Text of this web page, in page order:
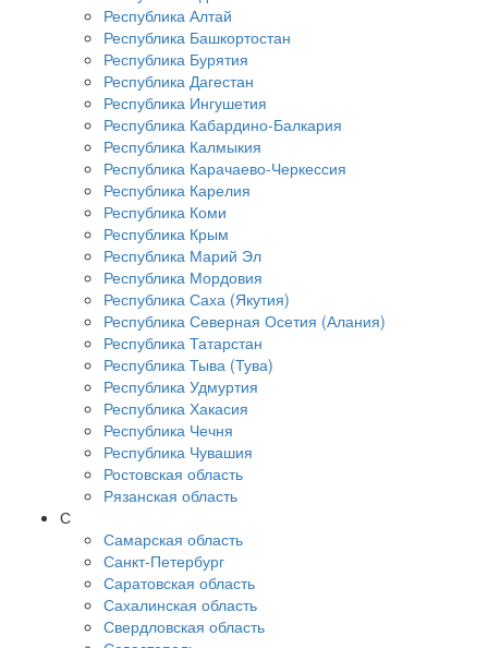
Республика Алтай
Республика Башкортостан
Республика Бурятия
Республика Дагестан
Республика Ингушетия
Республика Кабардино-Балкария
Республика Калмыкия
Республика Карачаево-Черкессия
Республика Карелия
Республика Коми
Республика Крым
Республика Марий Эл
Республика Мордовия
Республика Саха (Якутия)
Республика Северная Осетия (Алания)
Республика Татарстан
Республика Тыва (Тува)
Республика Удмуртия
Республика Хакасия
Республика Чечня
Республика Чувашия
Ростовская область
Рязанская область
С
Самарская область
Санкт-Петербург
Саратовская область
Сахалинская область
Свердловская область